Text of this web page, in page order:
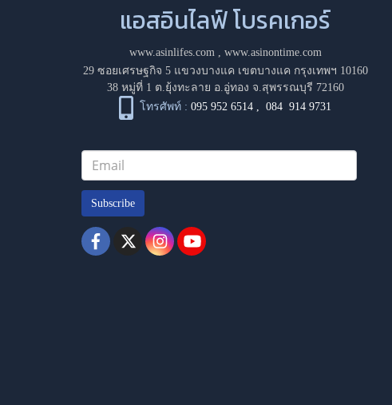
แอสอินไลฟ์ โบรคเกอร์
www.asinlifes.com, www.asinontime.com
29 ซอยเศรษฐกิจ 5 แขวงบางแค เขตบางแค กรุงเทพฯ 10160
38 หมู่ที่ 1 ต.ยุ้งทะลาย อ.อู่ทอง จ.สุพรรณบุรี 72160
โทรศัพท์ : 095 952 6514 ,084 914 9731
Subscribe